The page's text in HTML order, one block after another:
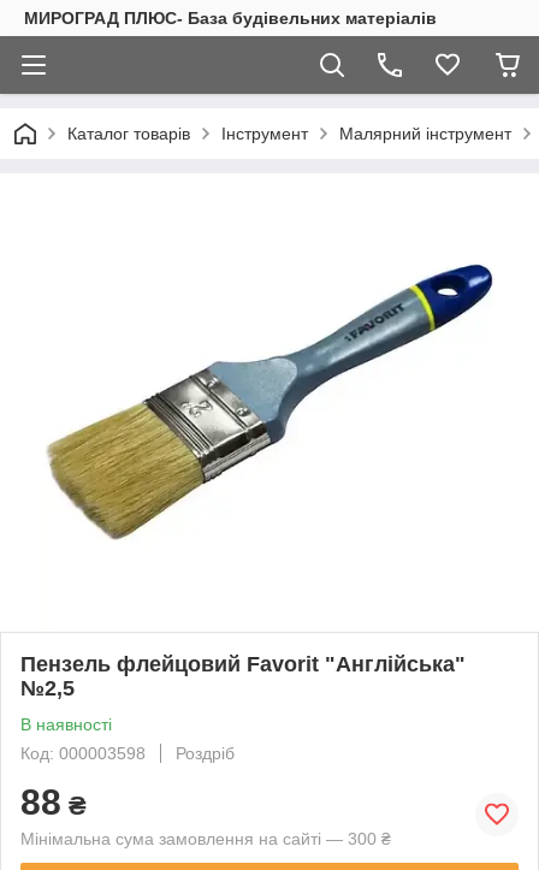
МИРОГРАД ПЛЮС- База будівельних матеріалів
Каталог товарів Інструмент Малярний інструмент
Пензель флейцовий Favorit "Англійська"
№2,5
В наявності
Код: 000003598
Роздріб
88 ₴
Мінімальна сума замовлення на сайті — 300 ₴